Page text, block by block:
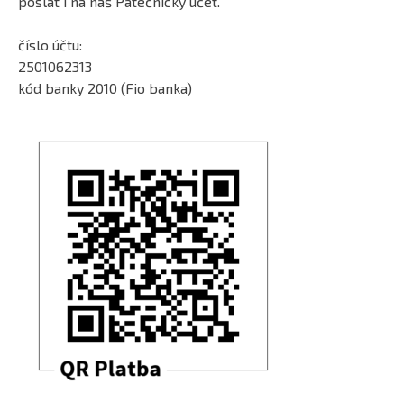
číslo účtu:
2501062313
kód banky 2010 (Fio banka)